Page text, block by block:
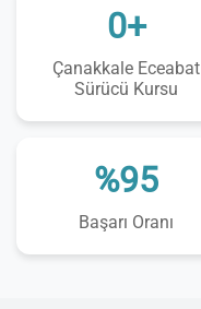
0+
Çanakkale Eceabat
Sürücü Kursu
%95
Başarı Oranı